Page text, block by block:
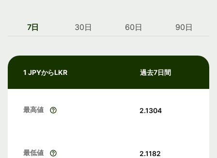
7日 30日 60日 90日
1 JPYからLKR 過去7日間
最高値 2.1304
最低値 2.1182